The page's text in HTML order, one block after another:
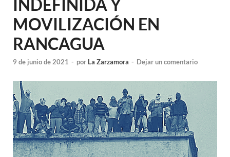
INDEFINIDA Y
MOVILIZACIÓN EN
RANCAGUA
9 de junio de 2021 - por La Zarzamora - Dejar un comentario